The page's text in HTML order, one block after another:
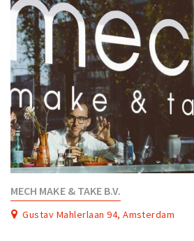
MECH MAKE & TAKE B.V.
Gustav Mahlerlaan 94, Amsterdam